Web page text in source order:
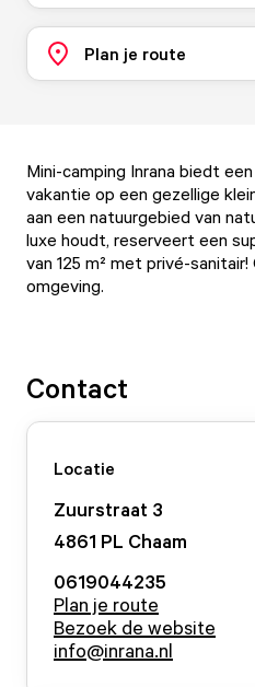
Plan je route
Mini-camping Inrana biedt
vakantie op een gezellige
aan een natuurgebied van
luxe houdt, reserveert een
van 125 m² met privé-
omgeving.
Contact
Locatie
Zuurstraat 3
4861 PL Chaam
0619044235
Plan je route
Bezoek de website
info@inrana.nl